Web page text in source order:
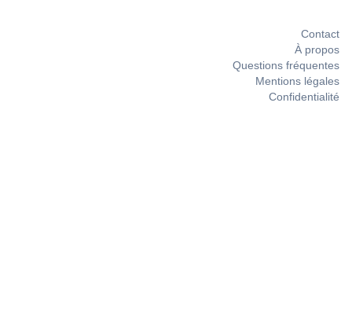
Contact
À propos
Questions fréquentes
Mentions légales
Confidentialité